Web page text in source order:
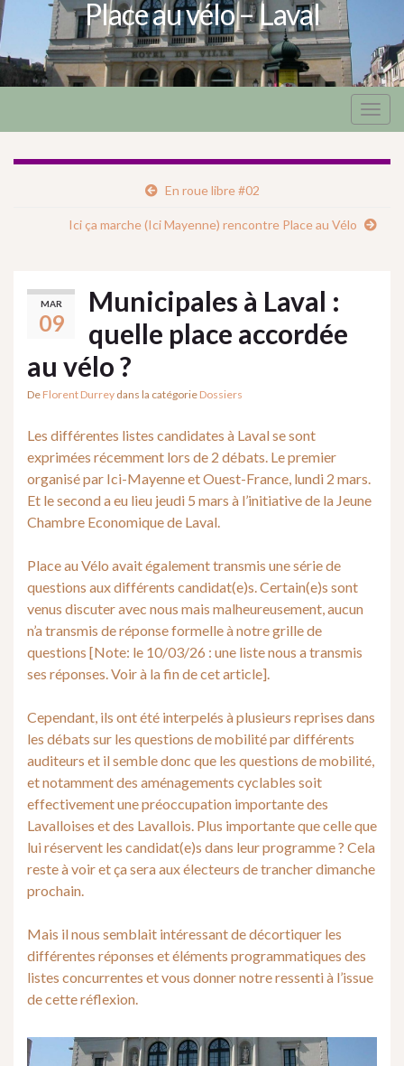
Place au vélo – Laval
En roue libre #02
Ici ça marche (Ici Mayenne) rencontre Place au Vélo
MAR
09
Municipales à Laval :
quelle place accordée
au vélo ?
De Florent Durrey dans la catégorie Dossiers
Les différentes listes candidates à Laval se sont
exprimées récemment lors de 2 débats. Le premier
organisé par Ici-Mayenne et Ouest-France, lundi 2 mars.
Et le second a eu lieu jeudi 5 mars à l’initiative de la Jeune
Chambre Economique de Laval.
Place au Vélo avait également transmis une série de
questions aux différents candidat(e)s. Certain(e)s sont
venus discuter avec nous mais malheureusement, aucun
n’a transmis de réponse formelle à notre grille de
questions [Note: le 10/03/26 : une liste nous a transmis
ses réponses. Voir à la fin de cet article].
Cependant, ils ont été interpelés à plusieurs reprises dans
les débats sur les questions de mobilité par différents
auditeurs et il semble donc que les questions de mobilité,
et notamment des aménagements cyclables soit
effectivement une préoccupation importante des
Lavalloises et des Lavallois. Plus importante que celle que
lui réservent les candidat(e)s dans leur programme ? Cela
reste à voir et ça sera aux électeurs de trancher dimanche
prochain.
Mais il nous semblait intéressant de décortiquer les
différentes réponses et éléments programmatiques des
listes concurrentes et vous donner notre ressenti à l’issue
de cette réflexion.